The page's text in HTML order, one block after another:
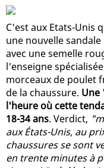
C'est aux Etats-Unis
une nouvelle
avec une semelle
l'enseigne
morceaux de poulet
de la chaussure. Une
l'heure où cette
18-34 ans. Verdict,
aux États-Unis, au
chaussures se sont
en trente minutes à